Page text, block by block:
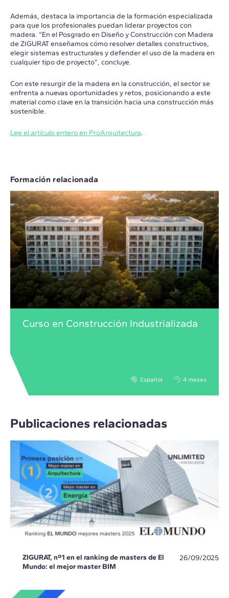
Además, destaca la importancia de la formación especializada
para que los profesionales puedan liderar proyectos con
madera. “En el Posgrado en Diseño y Construcción con Madera
de ZIGURAT enseñamos cómo resolver detalles constructivos,
elegir sistemas estructurales y defender el uso de la madera en
cualquier tipo de proyecto”, concluye.
Con este resurgir de la madera en la construcción, el sector se
enfrenta a nuevas oportunidades y retos, posicionando a este
material como clave en la transición hacia una construcción más
sostenible.
Lee el artículo entero en ProArquitectura.
Formación relacionada
Curso en Construcción Industrializada
Español 4 meses
Publicaciones relacionadas
ZIGURAT, nº1 en el ranking de masters de El
Mundo: el mejor master BIM
26/09/2025